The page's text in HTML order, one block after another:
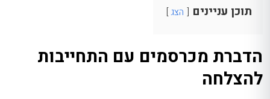
תוכן עניינים הצג
הדברת מכרסמים עם התחייבות
להצלחה